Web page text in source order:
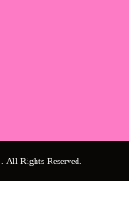
. All Rights Reserved.